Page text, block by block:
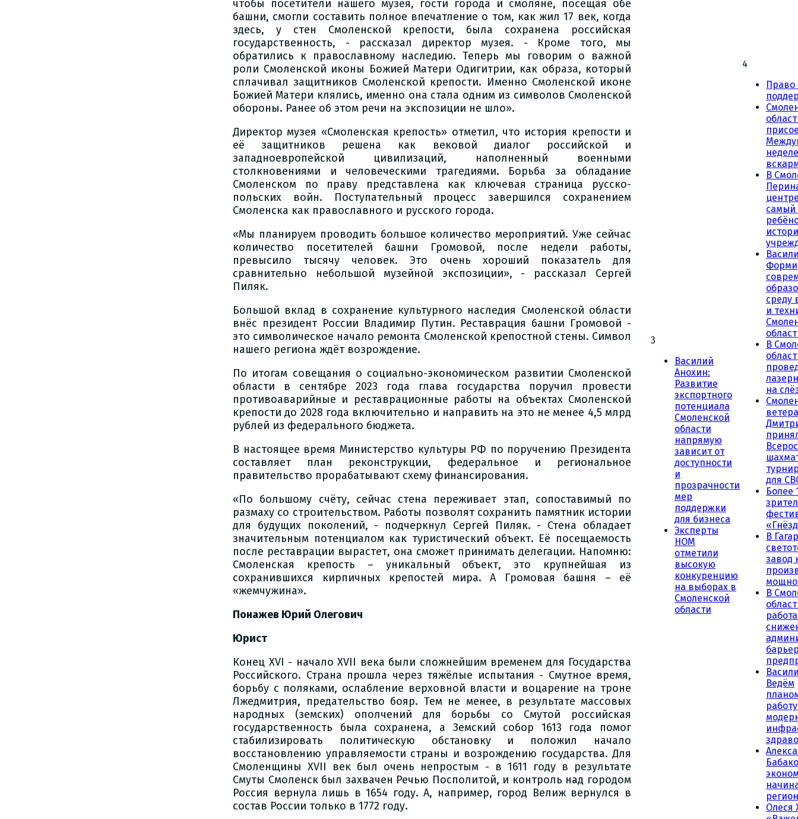
чтобы посетители нашего музея, гости города и смоляне, посещая обе
башни, смогли составить полное впечатление о том, как жил 17 век, когда
здесь, у стен Смоленской крепости, была сохранена российская
государственность, - рассказал директор музея. - Кроме того, мы
обратились к православному наследию. Теперь мы говорим о важной
роли Смоленской иконы Божией Матери Одигитрии, как образа, который
сплачивал защитников Смоленской крепости. Именно Смоленской иконе
Божией Матери клялись, именно она стала одним из символов Смоленской
обороны. Ранее об этом речи на экспозиции не шло».
Директор музея «Смоленская крепость» отметил, что история крепости и
её защитников решена как вековой диалог российской и
западноевропейской цивилизаций, наполненный военными
столкновениями и человеческими трагедиями. Борьба за обладание
Смоленском по праву представлена как ключевая страница русско-
польских войн. Поступательный процесс завершился сохранением
Смоленска как православного и русского города.
«Мы планируем проводить большое количество мероприятий. Уже сейчас
количество посетителей башни Громовой, после недели работы,
превысило тысячу человек. Это очень хороший показатель для
сравнительно небольшой музейной экспозиции», - рассказал Сергей
Пиляк.
Большой вклад в сохранение культурного наследия Смоленской области
внёс президент России Владимир Путин. Реставрация башни Громовой -
это символическое начало ремонта Смоленской крепостной стены. Символ
нашего региона ждёт возрождение.
По итогам совещания о социально-экономическом развитии Смоленской
области в сентябре 2023 года глава государства поручил провести
противоаварийные и реставрационные работы на объектах Смоленской
крепости до 2028 года включительно и направить на это не менее 4,5 млрд
рублей из федерального бюджета.
В настоящее время Министерство культуры РФ по поручению Президента
составляет план реконструкции, федеральное и региональное
правительство прорабатывают схему финансирования.
«По большому счёту, сейчас стена переживает этап, сопоставимый по
размаху со строительством. Работы позволят сохранить памятник истории
для будущих поколений, - подчеркнул Сергей Пиляк. - Стена обладает
значительным потенциалом как туристический объект. Её посещаемость
после реставрации вырастет, она сможет принимать делегации. Напомню:
Смоленская крепость – уникальный объект, это крупнейшая из
сохранившихся кирпичных крепостей мира. А Громовая башня – её
«жемчужина».
Понажев Юрий Олегович
Юрист
Конец XVI - начало XVII века были сложнейшим временем для Государства
Российского. Страна прошла через тяжёлые испытания - Смутное время,
борьбу с поляками, ослабление верховной власти и воцарение на троне
Лжедмитрия, предательство бояр. Тем не менее, в результате массовых
народных (земских) ополчений для борьбы со Смутой российская
государственность была сохранена, а Земский собор 1613 года помог
стабилизировать политическую обстановку и положил начало
восстановлению управляемости страны и возрождению государства. Для
Смоленщины XVII век был очень непростым - в 1611 году в результате
Смуты Смоленск был захвачен Речью Посполитой, и контроль над городом
Россия вернула лишь в 1654 году. А, например, город Велиж вернулся в
состав России только в 1772 году.
3
Василий
Анохин:
Развитие
экспортного
потенциала
Смоленской
области
напрямую
зависит от
доступности
и
прозрачности
мер
поддержки
для бизнеса
Эксперты
НОМ
отметили
высокую
конкуренцию
на выборах в
Смоленской
области
4
Право
В
самый
среду
и
В
на
для
Более
В
завод
В
Ведём
Олеся